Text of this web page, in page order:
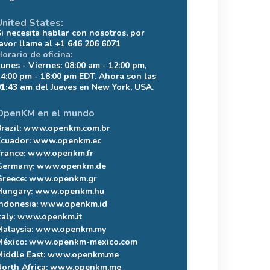
States:
necesita hablar con nosotros, por
llame al +1 646 206 6071
de oficina:
- Viernes: 08:00 am - 12:00 pm,
pm - 18:00 pm EDT. Ahora son las
am del Jueves en New York, USA.
en el mundo
www.openkm.com.br
www.openkm.ec
www.openkm.fr
www.openkm.de
www.openkm.gr
www.openkm.hu
www.openkm.id
www.openkm.it
www.openkm.my
www.openkm-mexico.com
East:www.openkm.me
Africa:www.openkm.me